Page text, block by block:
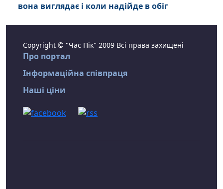
вона виглядає і коли надійде в обіг
Copyright © "Час Пік" 2009 Всі права захищені
Про портал
Інформаційна співпраця
Наші ціни